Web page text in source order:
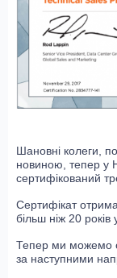
Шановні колеги,
новиною, тепер у
сертифікований
Сертифікат
більш ніж 20
Тепер ми можемо
за наступними